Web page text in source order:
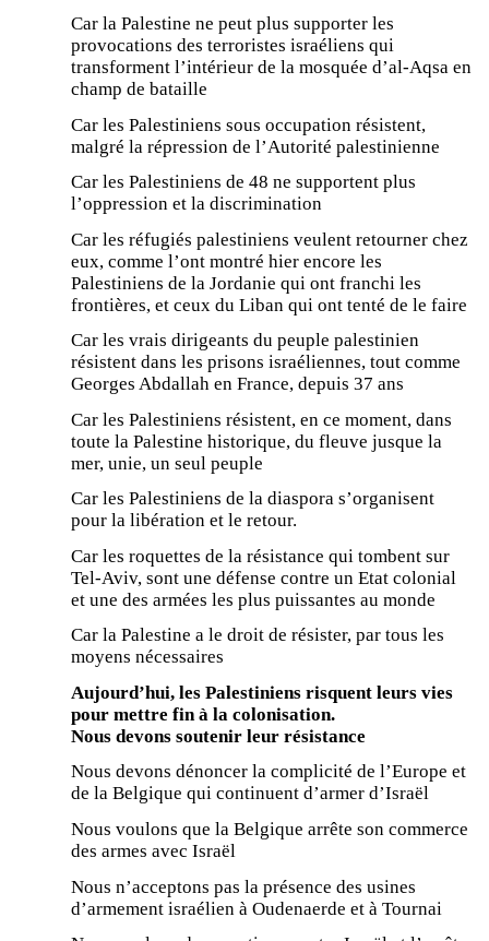
Car la Palestine ne peut plus supporter les
provocations des terroristes israéliens qui
transforment l’intérieur de la mosquée d’al-Aqsa en
champ de bataille
Car les Palestiniens sous occupation résistent,
malgré la répression de l’Autorité palestinienne
Car les Palestiniens de 48 ne supportent plus
l’oppression et la discrimination
Car les réfugiés palestiniens veulent retourner chez
eux, comme l’ont montré hier encore les
Palestiniens de la Jordanie qui ont franchi les
frontières, et ceux du Liban qui ont tenté de le faire
Car les vrais dirigeants du peuple palestinien
résistent dans les prisons israéliennes, tout comme
Georges Abdallah en France, depuis 37 ans
Car les Palestiniens résistent, en ce moment, dans
toute la Palestine historique, du fleuve jusque la
mer, unie, un seul peuple
Car les Palestiniens de la diaspora s’organisent
pour la libération et le retour.
Car les roquettes de la résistance qui tombent sur
Tel-Aviv, sont une défense contre un Etat colonial
et une des armées les plus puissantes au monde
Car la Palestine a le droit de résister, par tous les
moyens nécessaires
Aujourd’hui, les Palestiniens risquent leurs vies
pour mettre fin à la colonisation.
Nous devons soutenir leur résistance
Nous devons dénoncer la complicité de l’Europe et
de la Belgique qui continuent d’armer d’Israël
Nous voulons que la Belgique arrête son commerce
des armes avec Israël
Nous n’acceptons pas la présence des usines
d’armement israélien à Oudenaerde et à Tournai